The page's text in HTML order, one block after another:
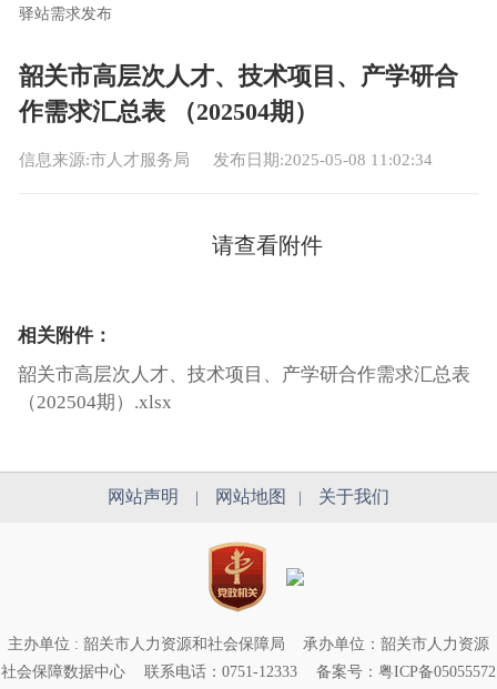
驿站需求发布
韶关市高层次人才、技术项目、产学研合
作需求汇总表 （202504期）
信息来源:市人才服务局 发布日期:2025-05-08 11:02:34
请查看附件
相关附件：
韶关市高层次人才、技术项目、产学研合作需求汇总表
（202504期）.xlsx
网站声明 网站地图 关于我们
主办单位 : 韶关市人力资源和社会保障局
承办单位：韶关市人力资源
社会保障数据中心
联系电话：0751-12333 备案号：粤ICP备05055572